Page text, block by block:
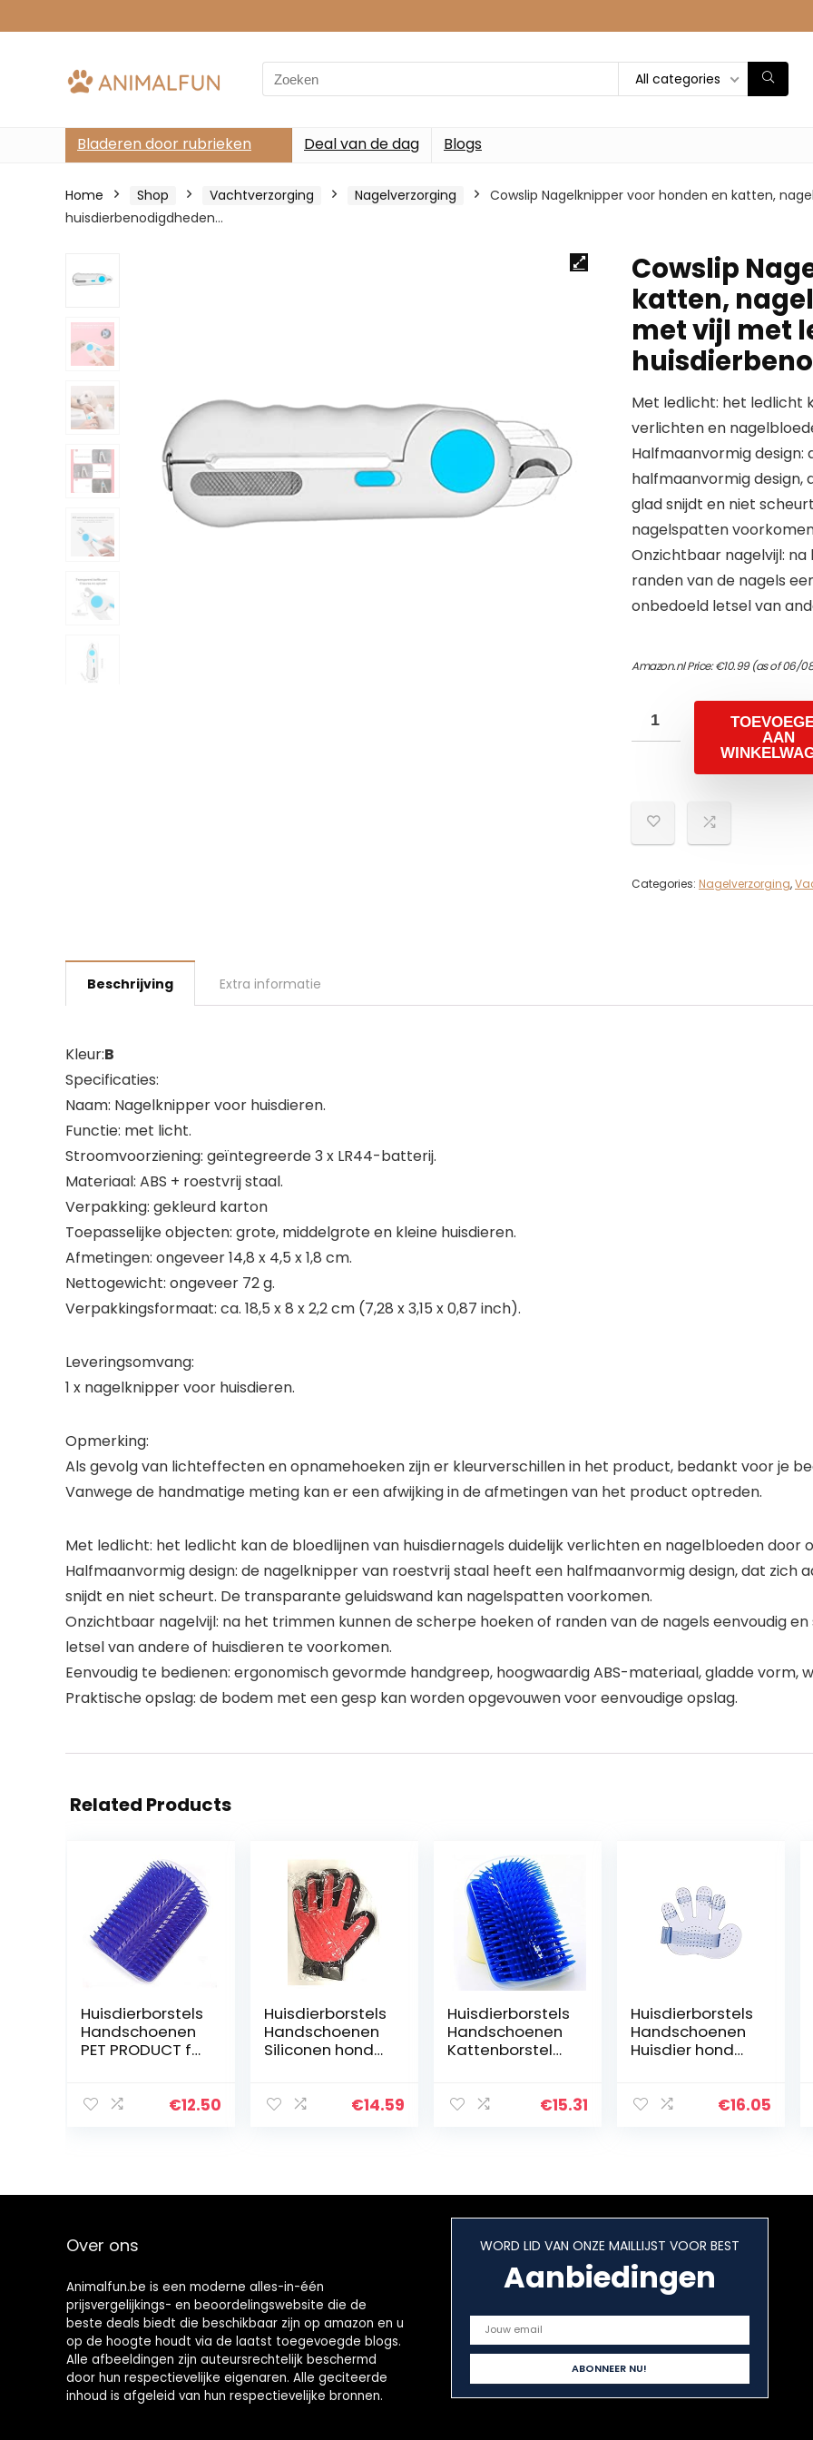
Search
for:
All categories
Bladeren door rubrieken Deal van de dag Blogs
Home Shop Vachtverzorging Nagelverzorging
Cowslip Nagelknipper voor honden en katten,
huisdierbenodigdheden…
Cowslip
katten,
met vijl met
Met ledlicht: het ledlicht
verlichten en
Halfmaanvormig
halfmaanvormig design,
glad snijdt en niet
nagelspatten
Onzichtbaar nagelvijl:
randen van de nagels
onbedoeld letsel van
Amazon.nl Price:€10.99(as of 06/
AAN
Categories: Nagelverzorging,
Beschrijving Extra informatie
Kleur:B
Specificaties:
Naam: Nagelknipper voor huisdieren.
Functie: met licht.
Stroomvoorziening: geïntegreerde 3 x LR44-batterij.
Materiaal: ABS + roestvrij staal.
Verpakking: gekleurd karton
Toepasselijke objecten: grote, middelgrote en kleine huisdieren.
Afmetingen: ongeveer 14,8 x 4,5 x 1,8 cm.
Nettogewicht: ongeveer 72 g.
Verpakkingsformaat: ca. 18,5 x 8 x 2,2 cm (7,28 x 3,15 x 0,87 inch).
Leveringsomvang:
1 x nagelknipper voor huisdieren.
Opmerking:
Als gevolg van lichteffecten en opnamehoeken zijn er kleurverschillen in het product, bedankt voor je
Vanwege de handmatige meting kan er een afwijking in de afmetingen van het product optreden.
Met ledlicht: het ledlicht kan de bloedlijnen van huisdiernagels duidelijk verlichten en nagelbloeden
Halfmaanvormig design: de nagelknipper van roestvrij staal heeft een halfmaanvormig design, dat zich
snijdt en niet scheurt. De transparante geluidswand kan nagelspatten voorkomen.
Onzichtbaar nagelvijl: na het trimmen kunnen de scherpe hoeken of randen van de nagels eenvoudig
letsel van andere of huisdieren te voorkomen.
Eenvoudig te bedienen: ergonomisch gevormde handgreep, hoogwaardig ABS-materiaal, gladde
Praktische opslag: de bodem met een gesp kan worden opgevouwen voor eenvoudige opslag.
Related Products
Huisdierborstels
Handschoenen
PET PRODUCT for
Muurborstel
met…
€12.50
Huisdierborstels
Handschoenen
Siliconen hond
handschoen for
€14.59
Huisdierborstels
Handschoenen
Kattenborstel
ar Kammen Kat
€15.31
Huisdierborstels
Handschoenen
Huisdier hond
handschoen€16.05
Over ons
Animalfun.be is een moderne alles-in-één
prijsvergelijkings- en beoordelingswebsite die de
beste deals biedt die beschikbaar zijn op amazon en u
op de hoogte houdt via de laatst toegevoegde blogs.
Alle afbeeldingen zijn auteursrechtelijk beschermd
door hun respectievelijke eigenaren. Alle geciteerde
inhoud is afgeleid van hun respectievelijke bronnen.
WORD LID VAN ONZE MAILLIJST VOOR BEST
Aanbiedingen